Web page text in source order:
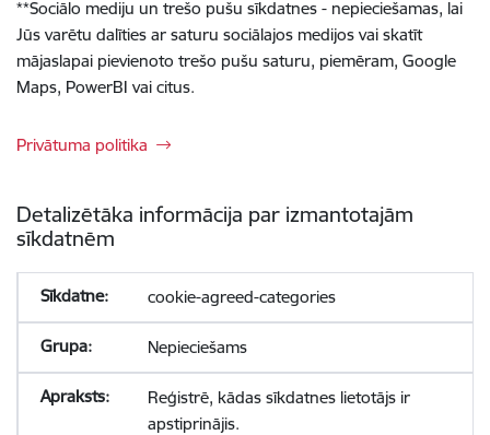
**Sociālo mediju un trešo pušu sīkdatnes - nepieciešamas, lai
Jūs varētu dalīties ar saturu sociālajos medijos vai skatīt
mājaslapai pievienoto trešo pušu saturu, piemēram, Google
Maps, PowerBI vai citus.
Privātuma politika
Detalizētāka informācija par izmantotajām
sīkdatnēm
cookie-agreed-categories
Nepieciešams
Reģistrē, kādas sīkdatnes lietotājs ir
apstiprinājis.